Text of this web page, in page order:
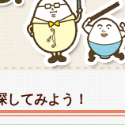
てみよう！